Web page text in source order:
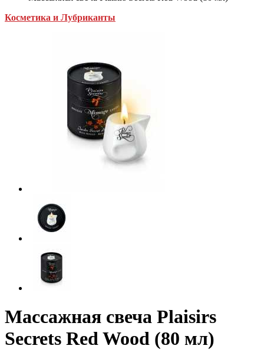
Косметика и Лубриканты
Массажная свеча Plaisirs
Secrets Red Wood (80 мл)